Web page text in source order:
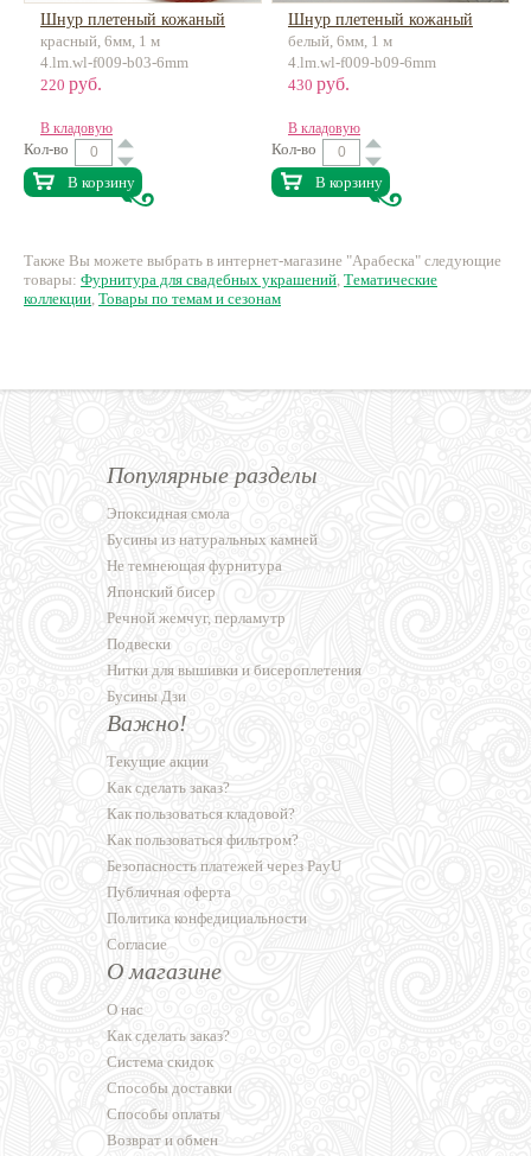
Шнур плетеный кожаный
красный, 6мм, 1 м
4.lm.wl-f009-b03-6mm
220 руб.
В кладовую
Кол-во
В корзину
Шнур плетеный кожаный
белый, 6мм, 1 м
4.lm.wl-f009-b09-6mm
430 руб.
В кладовую
Кол-во
В корзину
Также Вы можете выбрать в интернет-магазине "Арабеска" следующие
товары: Фурнитура для свадебных украшений, Тематические
коллекции, Товары по темам и сезонам
Популярные разделы
Эпоксидная смола
Бусины из натуральных камней
Не темнеющая фурнитура
Японский бисер
Речной жемчуг, перламутр
Подвески
Нитки для вышивки и бисероплетения
Бусины Дзи
Важно!
Текущие акции
Как сделать заказ?
Как пользоваться кладовой?
Как пользоваться фильтром?
Безопасность платежей через PayU
Публичная оферта
Политика конфедициальности
Согласие
О магазине
О нас
Как сделать заказ?
Система скидок
Способы доставки
Способы оплаты
Возврат и обмен